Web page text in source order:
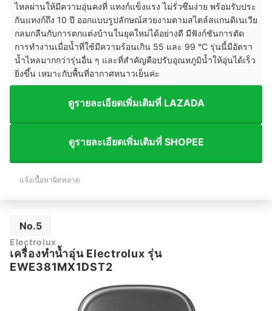
ไหลผ่านให้มีความอุ่นคงที่ แทงก์แข็งแรง ไม่รั่วซึมง่าย พร้อมรับประ
กันแทงก์ถึง 10 ปี ออกแบบรูปลักษณ์สวยงามตามสไตล์สแกนดิเนเวีย
กลมกลืนกับการตกแต่งบ้านในยุคใหม่ได้อย่างดี มีฟังก์ชันการตัด
การทำงานเมื่อน้ำที่ใช้มีความร้อนเกิน 55 และ 99 °C รุ่นนี้มีอัตรา
น้ำไหลมากกว่ารุ่นอื่น ๆ และที่สำคัญคือปรับอุณหภูมิน้ำให้อุ่นได้เร็ว
ยิ่งขึ้น เหมาะกับพื้นที่อากาศหนาวเย็นค่ะ
ดูรายละเอียดเพิ่มเติมที่ LAZADA
ดูรายละเอียดเพิ่มเติมที่ SHOPEE
แจ้งเนื้อหาผิดพลาด
No.5
Electrolux
เครื่องทำน้ำอุ่น Electrolux รุ่น
EWE381MX1DST2